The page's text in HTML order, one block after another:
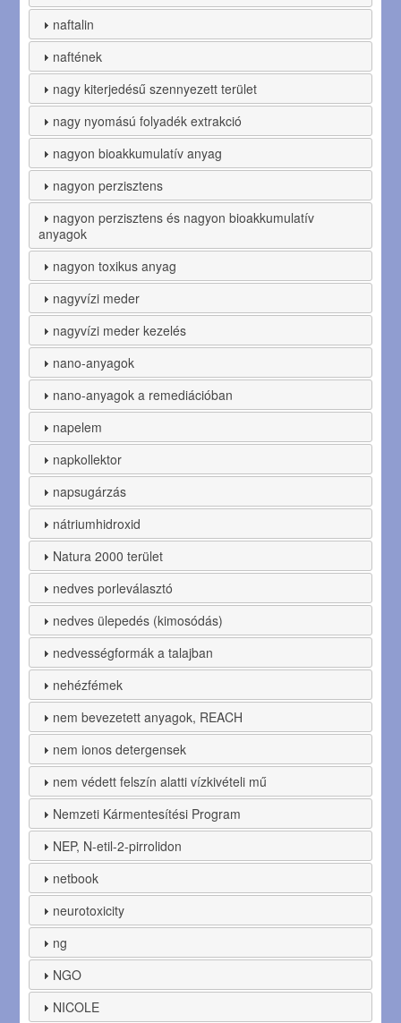
naftalin
naftének
nagy kiterjedésű szennyezett terület
nagy nyomású folyadék extrakció
nagyon bioakkumulatív anyag
nagyon perzisztens
nagyon perzisztens és nagyon bioakkumulatív
anyagok
nagyon toxikus anyag
nagyvízi meder
nagyvízi meder kezelés
nano-anyagok
nano-anyagok a remediációban
napelem
napkollektor
napsugárzás
nátriumhidroxid
Natura 2000 terület
nedves porleválasztó
nedves ülepedés (kimosódás)
nedvességformák a talajban
nehézfémek
nem bevezetett anyagok, REACH
nem ionos detergensek
nem védett felszín alatti vízkivételi mű
Nemzeti Kármentesítési Program
NEP, N-etil-2-pirrolidon
netbook
neurotoxicity
ng
NGO
NICOLE